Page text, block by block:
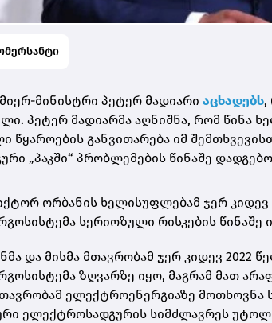
მინისტრი პეტერ მადიარი აცხადებს,
პეტერ მადიარმა აღნიშნა, რომ წინა
წყაროების განვითარება იმ
„პაკში“ პრობლემების წინაშე
ორბანის ხელისუფლებამ ჯერ
სერიოზული რისკების წინაშე
და მისმა მთავრობამ ჯერ კიდევ 2022
ზღვარზე იყო, მაგრამ მათ
ელექტროენერგიაზე მოთხოვნა
ელექტროსადგურის სიმძლავრეს